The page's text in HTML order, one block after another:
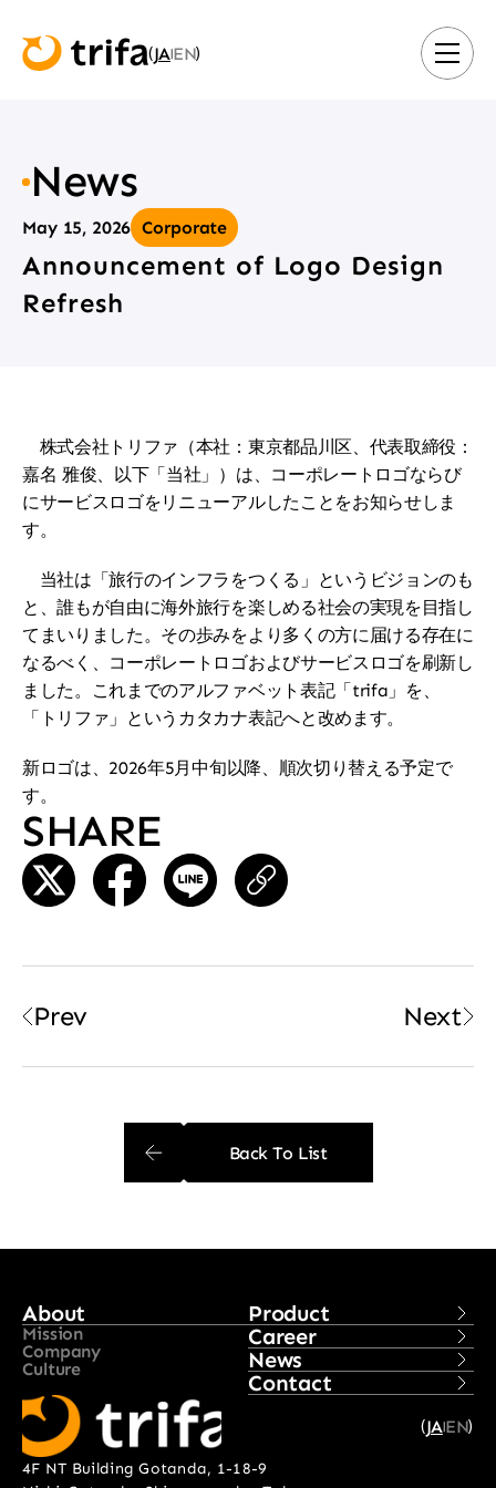
(JA|EN)
News
May 15, 2026 Corporate
Announcement of Logo Design
Refresh
株式会社トリファ（本社：東京都品川区、代表取締役：
嘉名 雅俊、以下「当社」）は、コーポレートロゴならび
にサービスロゴをリニューアルしたことをお知らせしま
す。
当社は「旅行のインフラをつくる」というビジョンのも
と、誰もが自由に海外旅行を楽しめる社会の実現を目指し
てまいりました。その歩みをより多くの方に届ける存在に
なるべく、コーポレートロゴおよびサービスロゴを刷新し
ました。これまでのアルファベット表記「trifa」を、
「トリファ」というカタカナ表記へと改めます。
新ロゴは、2026年5月中旬以降、順次切り替える予定で
す。
SHARE
Prev Next
Back To List
About
Mission
Company
Culture
Product
Career
Contact
News
(JA|EN)
4F NT Building Gotanda, 1-18-9